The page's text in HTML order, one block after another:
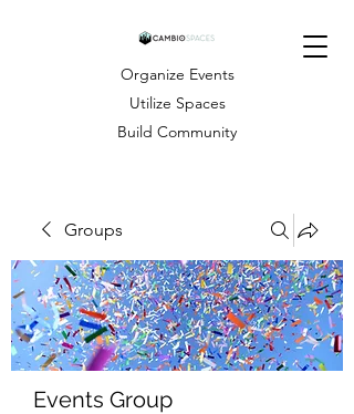
Organize Events
Utilize Spaces
Build Community
Groups
Events Group